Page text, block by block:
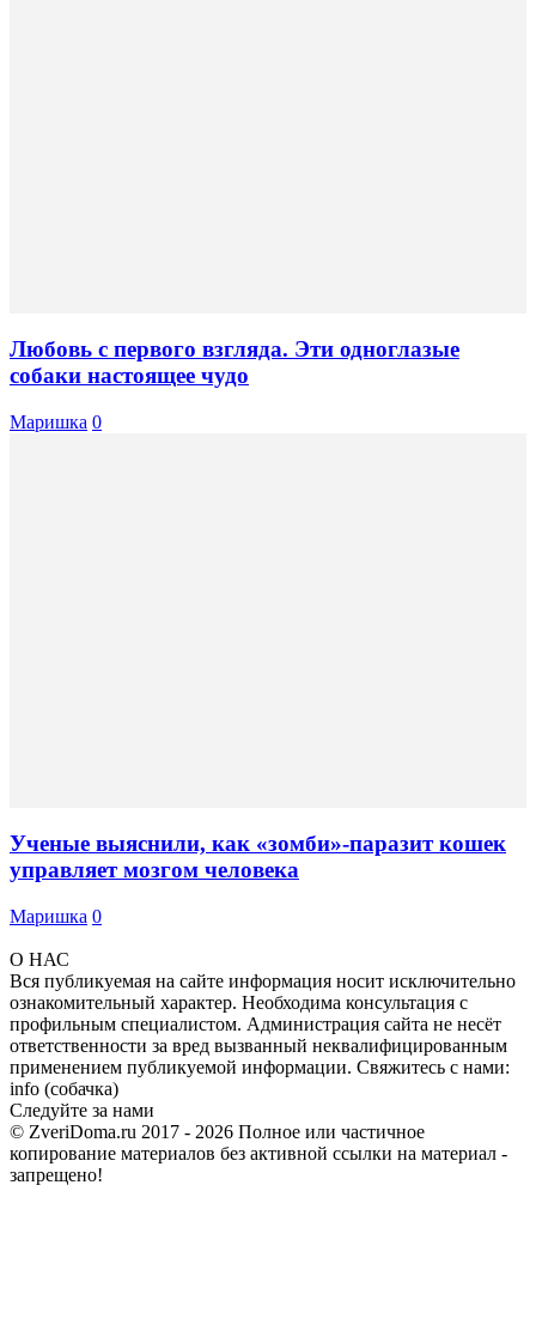
Любовь с первого взгляда. Эти одноглазые
собаки настоящее чудо
Маришка 0
Ученые выяснили, как «зомби»-паразит кошек
управляет мозгом человека
Маришка 0
О НАС
Вся публикуемая на сайте информация носит исключительно
ознакомительный характер. Необходима консультация с
профильным специалистом. Администрация сайта не несёт
ответственности за вред вызванный неквалифицированным
применением публикуемой информации. Свяжитесь с нами:
info (собачка)
Следуйте за нами
© ZveriDoma.ru 2017 - 2026 Полное или частичное
копирование материалов без активной ссылки на материал -
запрещено!